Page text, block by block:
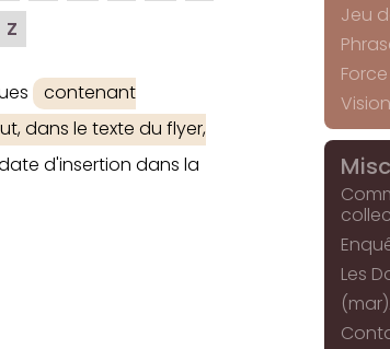
Z
contenant
dans le texte du flyer,
d'insertion dans la
Jeu
Les